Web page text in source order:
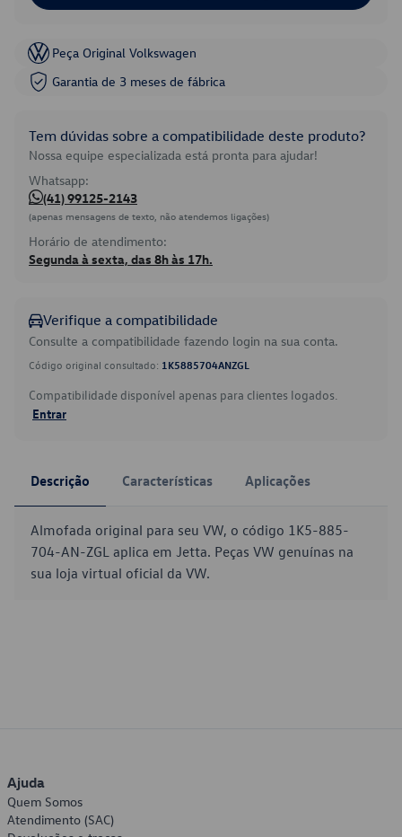
Peça Original Volkswagen
Garantia de 3 meses de fábrica
Tem dúvidas sobre a compatibilidade deste produto?
Nossa equipe especializada está pronta para ajudar!
Whatsapp:
(41) 99125-2143
(apenas mensagens de texto, não atendemos ligações)
Horário de atendimento:
Segunda à sexta, das 8h às 17h.
Verifique a compatibilidade
Consulte a compatibilidade fazendo login na sua conta.
Código original consultado: 1K5885704ANZGL
Compatibilidade disponível apenas para clientes logados.
Entrar
Descrição Características Aplicações
Almofada original para seu VW, o código 1K5-885-
704-AN-ZGL aplica em Jetta. Peças VW genuínas na
sua loja virtual oficial da VW.
Ajuda
Quem Somos
Atendimento (SAC)